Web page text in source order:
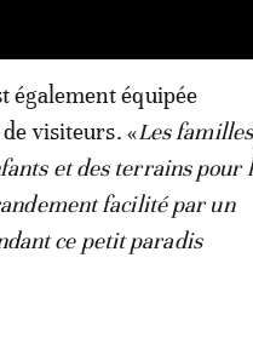
également équipée
visiteurs. «Les
et des terrains pour
facilité par un
ce petit paradis